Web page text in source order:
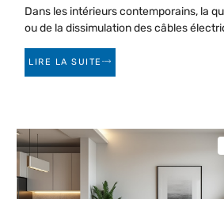
Dans les intérieurs contemporains, la
ou de la dissimulation des câbles
LIRE LA SUITE